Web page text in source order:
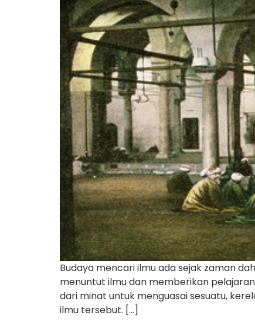
Budaya mencari ilmu ada sejak zaman
menuntut ilmu dan memberikan
dari minat untuk menguasai sesuatu,
ilmu tersebut. […]